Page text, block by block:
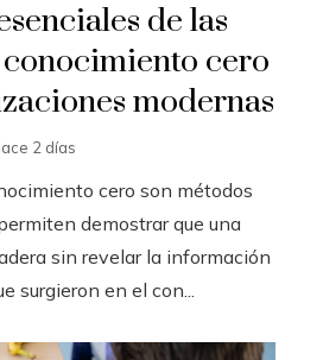
de las
cero
modernas
2 días
cero son métodos
demostrar que una
sin revelar la información
surgieron en el con...